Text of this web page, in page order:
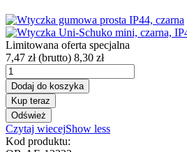
Limitowana oferta specjalna
7,47 zł (brutto) 8,30 zł
Dodaj do koszyka
Kup teraz
Czytaj wiecejShow less
Kod produktu: